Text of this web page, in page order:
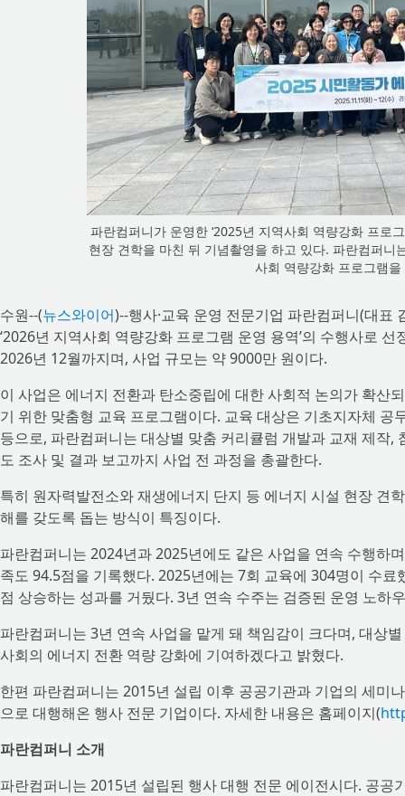
파란컴퍼니가 운영한 ‘2025년 지역사회 역량강화 프로
현장 견학을 마친 뒤 기념촬영을 하고 있다. 파란컴퍼
사회 역량강화 프로그램
수원--(뉴스와이어)--행사·교육 운영 전문기업 파란컴퍼니(대
‘2026년 지역사회 역량강화 프로그램 운영 용역’의 수행사로
2026년 12월까지며, 사업 규모는 약 9000만 원이다.
이 사업은 에너지 전환과 탄소중립에 대한 사회적 논의가 확산
기 위한 맞춤형 교육 프로그램이다. 교육 대상은 기초지자체
등으로, 파란컴퍼니는 대상별 맞춤 커리큘럼 개발과 교재 제작,
도 조사 및 결과 보고까지 사업 전 과정을 총괄한다.
특히 원자력발전소와 재생에너지 단지 등 에너지 시설 현장 견
해를 갖도록 돕는 방식이 특징이다.
파란컴퍼니는 2024년과 2025년에도 같은 사업을 연속 수행하
족도 94.5점을 기록했다. 2025년에는 7회 교육에 304명이 수
점 상승하는 성과를 거뒀다. 3년 연속 수주는 검증된 운영 노하
파란컴퍼니는 3년 연속 사업을 맡게 돼 책임감이 크다며, 대상
사회의 에너지 전환 역량 강화에 기여하겠다고 밝혔다.
한편 파란컴퍼니는 2015년 설립 이후 공공기관과 기업의 세미
으로 대행해온 행사 전문 기업이다. 자세한 내용은 홈페이지(
파란컴퍼니 소개
파란컴퍼니는 2015년 설립된 행사 대행 전문 에이전시다. 공공